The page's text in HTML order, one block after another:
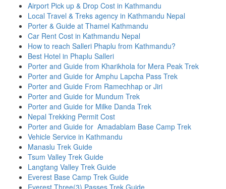
Airport Pick up & Drop Cost in Kathmandu
Local Travel & Treks agency in Kathmandu Nepal
Porter & Guide at Thamel Kathmandu
Car Rent Cost in Kathmandu Nepal
How to reach Salleri Phaplu from Kathmandu?
Best Hotel in Phaplu Salleri
Porter and Guide from Kharikhola for Mera Peak Trek
Porter and Guide for Amphu Lapcha Pass Trek
Porter and Guide From Ramechhap or Jiri
Porter and Guide for Mundum Trek
Porter and Guide for Milke Danda Trek
Nepal Trekking Permit Cost
Porter and Guide for Amadablam Base Camp Trek
Vehicle Service in Kathmandu
Manaslu Trek Guide
Tsum Valley Trek Guide
Langtang Valley Trek Guide
Everest Base Camp Trek Guide
Everest Three(3) Passes Trek Guide